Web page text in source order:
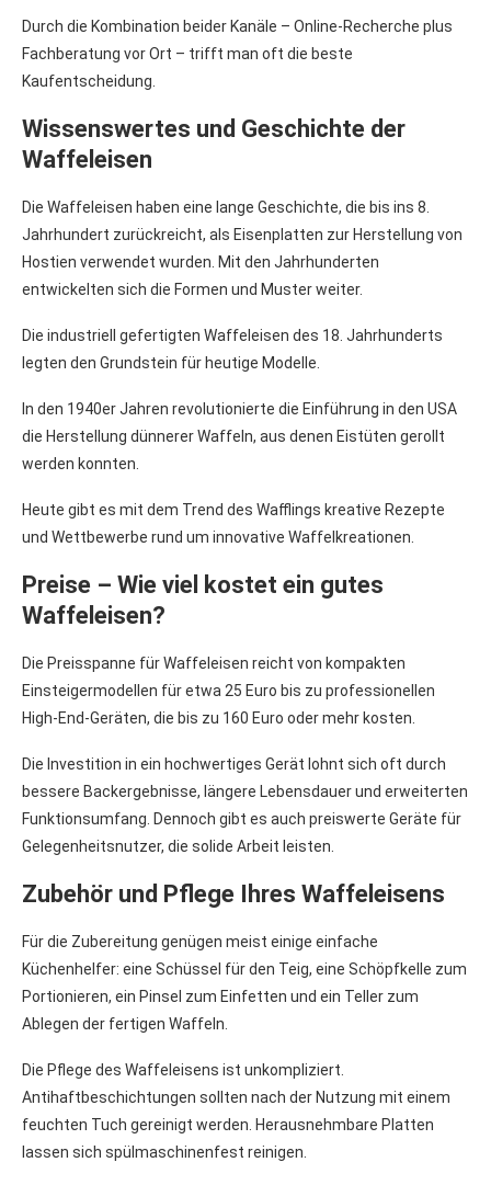
Durch die Kombination beider Kanäle – Online-Recherche plus
Fachberatung vor Ort – trifft man oft die beste
Kaufentscheidung.
Wissenswertes und Geschichte der
Waffeleisen
Die Waffeleisen haben eine lange Geschichte, die bis ins 8.
Jahrhundert zurückreicht, als Eisenplatten zur Herstellung von
Hostien verwendet wurden. Mit den Jahrhunderten
entwickelten sich die Formen und Muster weiter.
Die industriell gefertigten Waffeleisen des 18. Jahrhunderts
legten den Grundstein für heutige Modelle.
In den 1940er Jahren revolutionierte die Einführung in den USA
die Herstellung dünnerer Waffeln, aus denen Eistüten gerollt
werden konnten.
Heute gibt es mit dem Trend des Wafflings kreative Rezepte
und Wettbewerbe rund um innovative Waffelkreationen.
Preise – Wie viel kostet ein gutes
Waffeleisen?
Die Preisspanne für Waffeleisen reicht von kompakten
Einsteigermodellen für etwa 25 Euro bis zu professionellen
High-End-Geräten, die bis zu 160 Euro oder mehr kosten.
Die Investition in ein hochwertiges Gerät lohnt sich oft durch
bessere Backergebnisse, längere Lebensdauer und erweiterten
Funktionsumfang. Dennoch gibt es auch preiswerte Geräte für
Gelegenheitsnutzer, die solide Arbeit leisten.
Zubehör und Pflege Ihres Waffeleisens
Für die Zubereitung genügen meist einige einfache
Küchenhelfer: eine Schüssel für den Teig, eine Schöpfkelle zum
Portionieren, ein Pinsel zum Einfetten und ein Teller zum
Ablegen der fertigen Waffeln.
Die Pflege des Waffeleisens ist unkompliziert.
Antihaftbeschichtungen sollten nach der Nutzung mit einem
feuchten Tuch gereinigt werden. Herausnehmbare Platten
lassen sich spülmaschinenfest reinigen.